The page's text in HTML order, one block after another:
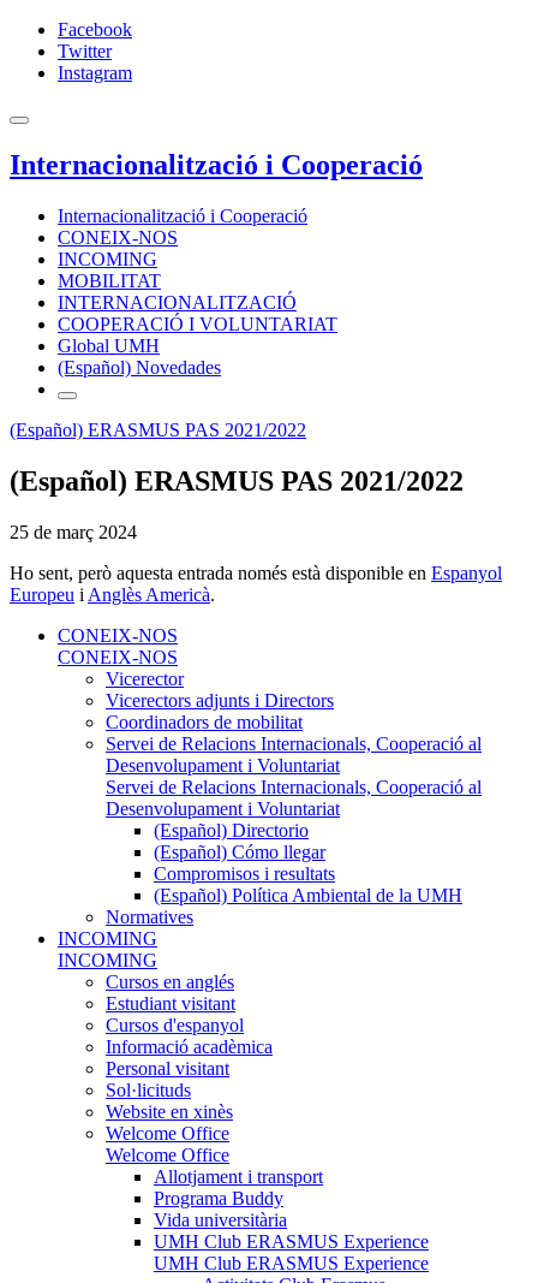
Facebook
Twitter
Instagram
Internacionalització i Cooperació
Internacionalització i Cooperació
CONEIX-NOS
INCOMING
MOBILITAT
INTERNACIONALITZACIÓ
COOPERACIÓ I VOLUNTARIAT
Global UMH
(Español) Novedades
(Español) ERASMUS PAS 2021/2022
(Español) ERASMUS PAS 2021/2022
25 de març 2024
Ho sent, però aquesta entrada només està disponible en Espanyol
Europeu i Anglès Americà.
CONEIX-NOS
CONEIX-NOS
Vicerector
Vicerectors adjunts i Directors
Coordinadors de mobilitat
Servei de Relacions Internacionals, Cooperació al
Desenvolupament i Voluntariat
Servei de Relacions Internacionals, Cooperació al
Desenvolupament i Voluntariat
(Español) Directorio
(Español) Cómo llegar
Compromisos i resultats
(Español) Política Ambiental de la UMH
Normatives
INCOMING
INCOMING
Cursos en anglés
Estudiant visitant
Cursos d'espanyol
Informació acadèmica
Personal visitant
Sol·licituds
Website en xinès
Welcome Office
Welcome Office
Allotjament i transport
Programa Buddy
Vida universitària
UMH Club ERASMUS Experience
UMH Club ERASMUS Experience